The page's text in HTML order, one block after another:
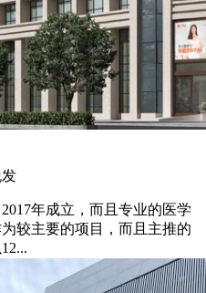
年成立，而且专业的医学
较主要的项目，而且主推的